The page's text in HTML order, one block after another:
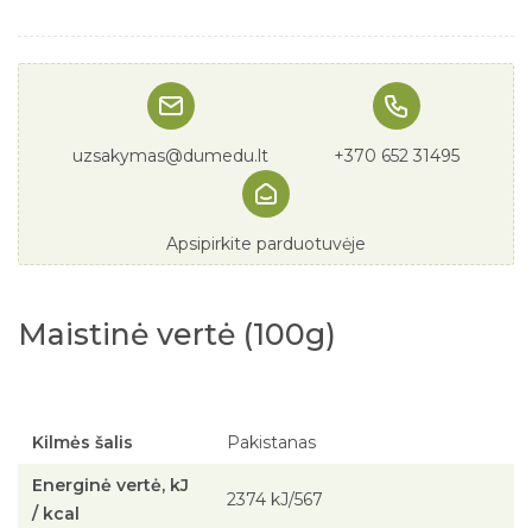
uzsakymas@dumedu.lt +370 652 31495
Apsipirkite parduotuvėje
Maistinė vertė (100g)
Kilmės šalis
Pakistanas
Energinė vertė, kJ
/ kcal
2374 kJ/567